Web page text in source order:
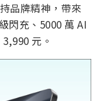
品牌精神，帶來
閃充、5000 萬 AI
元。